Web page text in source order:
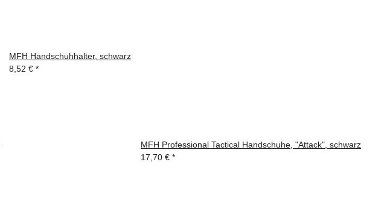
MFH Handschuhhalter, schwarz
8,52 € *
MFH Professional Tactical Handschuhe, "Attack", schwarz
17,70 € *